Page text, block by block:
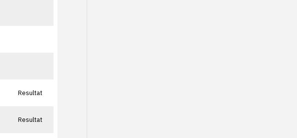
Resultat
Resultat